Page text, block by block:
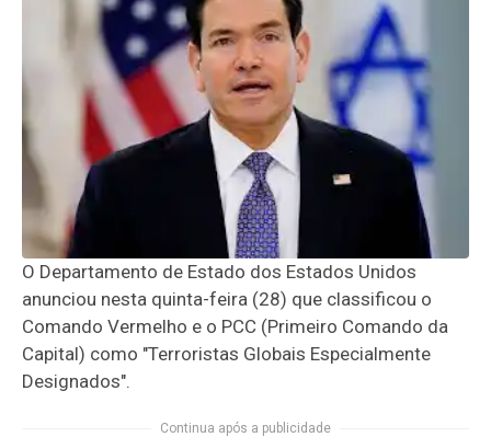
O Departamento de Estado dos Estados Unidos
anunciou nesta quinta-feira (28) que classificou o
Comando Vermelho e o PCC (Primeiro Comando da
Capital) como "Terroristas Globais Especialmente
Designados".
Continua após a publicidade